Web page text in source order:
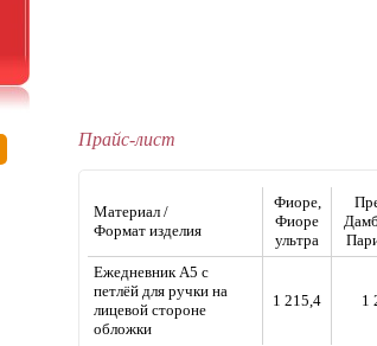
Прайс-лист
Материал /
Формат изделия
Фиоре,
Фиоре
ультра
Ежедневник А5 с
петлёй для ручки на
лицевой стороне
обложки
1 215,4 1